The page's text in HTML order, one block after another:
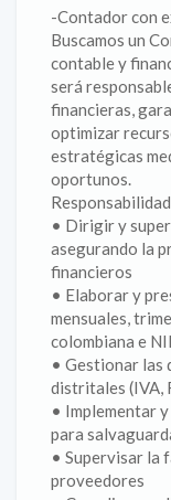
-Contador con
Buscamos un
contable y
será
financieras,
optimizar
estratégicas
oportunos.
• Dirigir y
asegurando la
financieros
• Elaborar y
mensuales,
colombiana e
• Gestionar las
distritales (IVA,
• Implementar
para
• Supervisar la
proveedores